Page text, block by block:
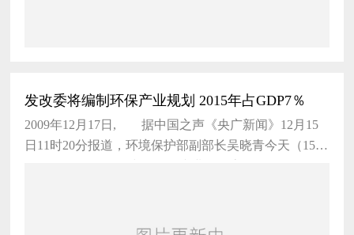
发改委将编制环保产业规划 2015年占GDP7％
2009年12月17日, 据中国之声《央广新闻》12月15
日11时20分报道，环境保护部副部长吴晓青今天（15